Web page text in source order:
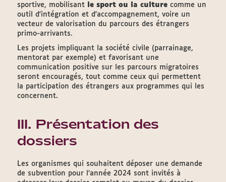
sportive, mobilisant
le sport ou la culture comme un
outil d'intégration et d'accompagnement, voire un
vecteur de valorisation du parcours des étrangers
primo-arrivants.
Les projets impliquant la société civile (parrainage,
mentorat par exemple) et favorisant une
communication positive sur les parcours migratoires
seront encouragés, tout comme ceux qui permettent
la participation des étrangers aux programmes qui les
concernent.
III. Présentation des
dossiers
Les organismes qui souhaitent déposer une demande
de subvention pour l’année 2024 sont invités à